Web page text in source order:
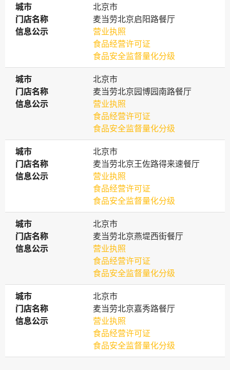
城市
城市
北京市
门店名称
门店名称
麦当劳北京启阳路餐厅
信息公示
信息公示
营业执照
食品经营许可证
食品安全监督量化分级
城市
城市
北京市
门店名称
门店名称
麦当劳北京园博园南路餐厅
信息公示
信息公示
营业执照
食品经营许可证
食品安全监督量化分级
城市
城市
北京市
门店名称
门店名称
麦当劳北京王佐路得来速餐厅
信息公示
信息公示
营业执照
食品经营许可证
食品安全监督量化分级
城市
城市
北京市
门店名称
门店名称
麦当劳北京燕堤西街餐厅
信息公示
信息公示
营业执照
食品经营许可证
食品安全监督量化分级
城市
城市
北京市
门店名称
门店名称
麦当劳北京嘉秀路餐厅
信息公示
信息公示
营业执照
食品经营许可证
食品安全监督量化分级